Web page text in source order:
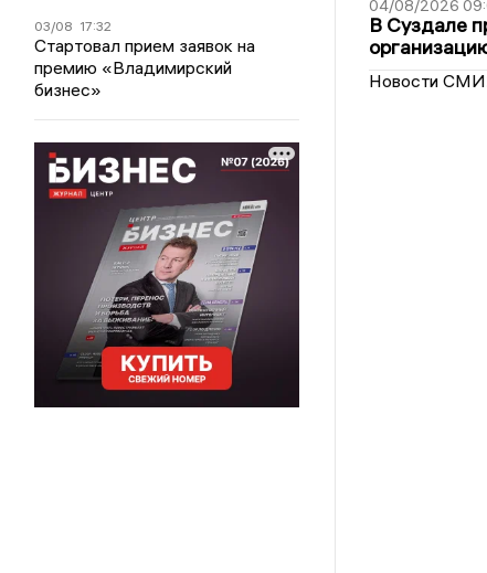
03/08 17:32
Стартовал прием заявок на
премию «Владимирский
бизнес»
04/08/2026
В Суздале
Новости